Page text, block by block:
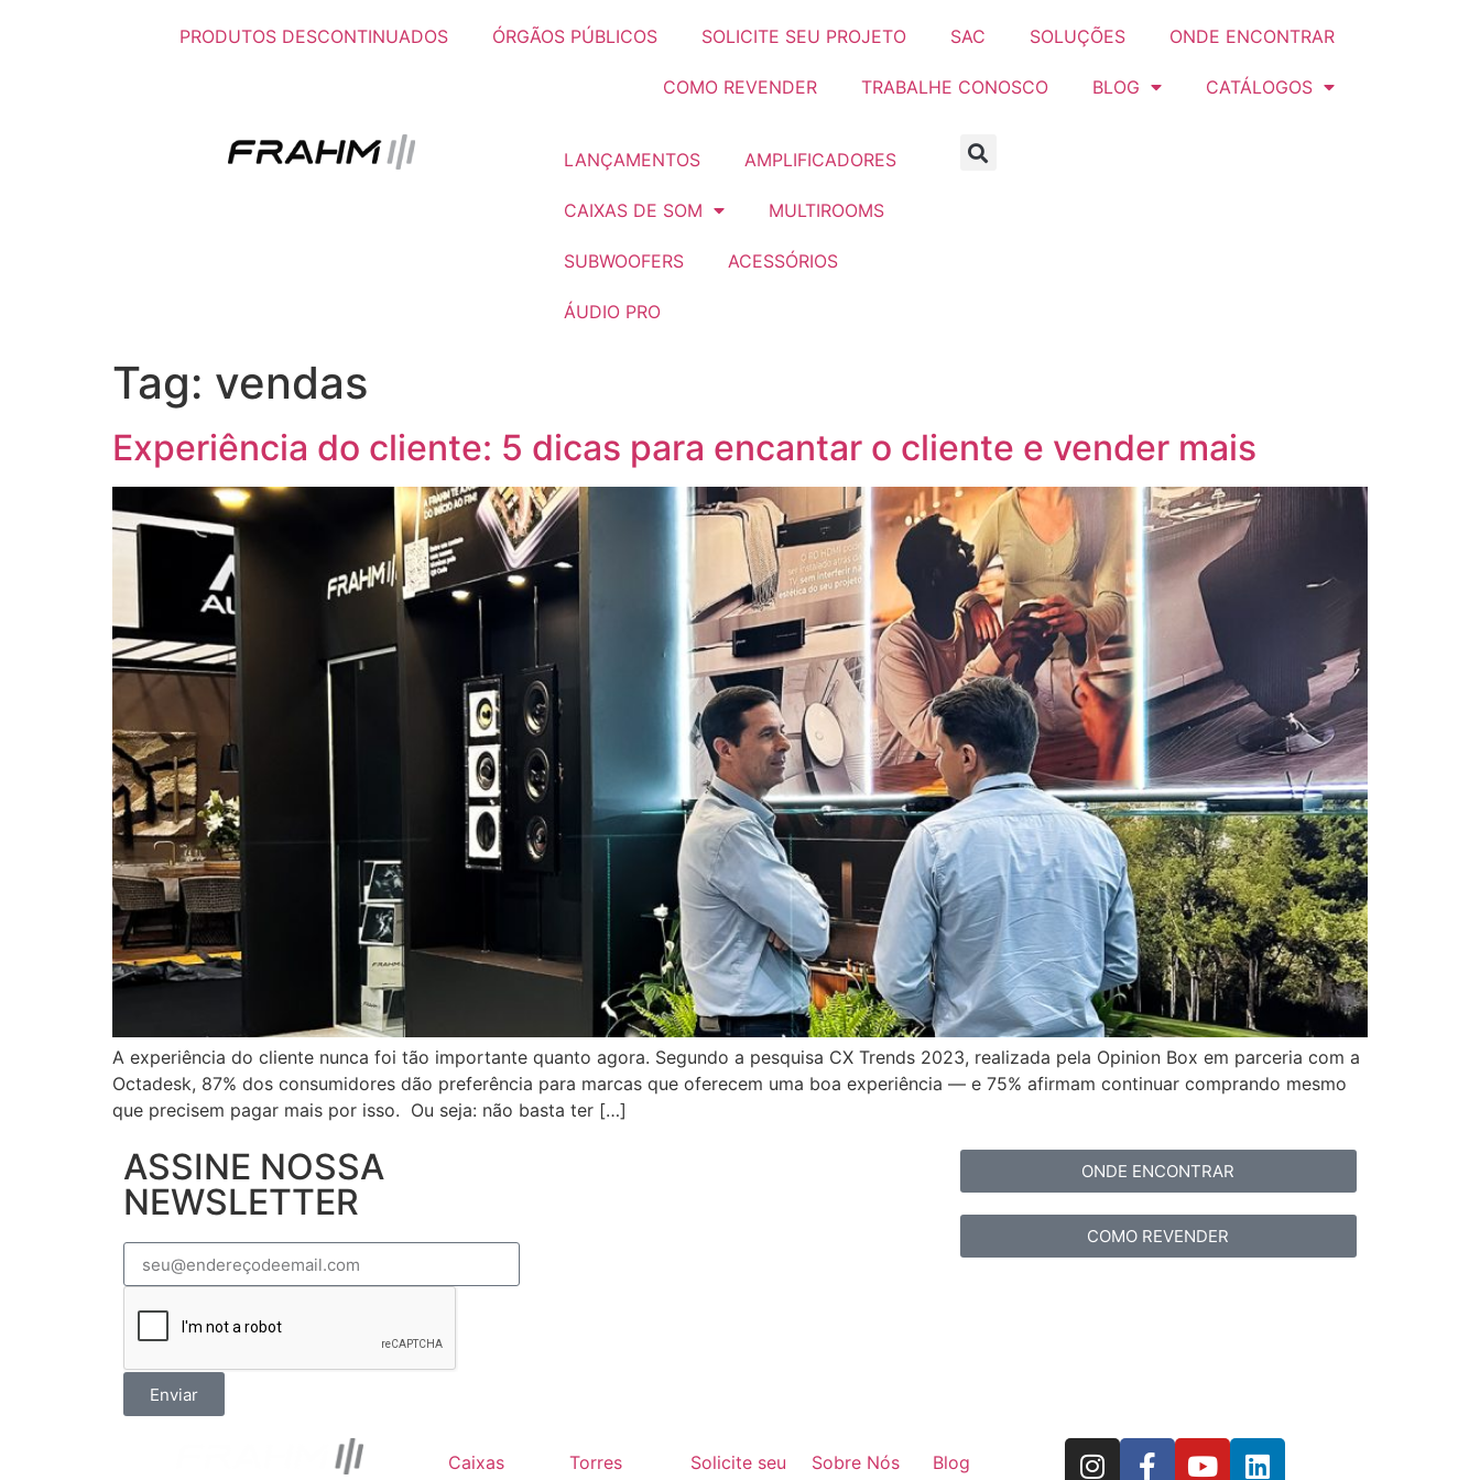
PRODUTOS DESCONTINUADOS ÓRGÃOS PÚBLICOS SOLICITE SEU PROJETO SAC SOLUÇÕES ONDE ENCONTRAR
COMO REVENDER TRABALHE CONOSCO BLOG CATÁLOGOS
LANÇAMENTOS AMPLIFICADORES
CAIXAS DE SOM MULTIROOMS
SUBWOOFERS ACESSÓRIOS
ÁUDIO PRO
Tag: vendas
Experiência do cliente: 5 dicas para encantar o cliente e vender mais
A experiência do cliente nunca foi tão importante quanto agora. Segundo a pesquisa CX Trends 2023, realizada pela Opinion Box em parceria com a
Octadesk, 87% dos consumidores dão preferência para marcas que oferecem uma boa experiência — e 75% afirmam continuar comprando mesmo
que precisem pagar mais por isso. Ou seja: não basta ter […]
ASSINE NOSSA
NEWSLETTER
Enviar
ONDE ENCONTRAR
COMO REVENDER
Caixas
Torres
Solicite seu
Sobre Nós
Blog